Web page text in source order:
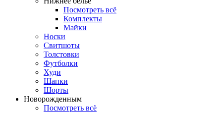
Посмотреть всё
Комплекты
Майки
Носки
Свитшоты
Толстовки
Футболки
Худи
Шапки
Шорты
Новорожденным
Посмотреть всё